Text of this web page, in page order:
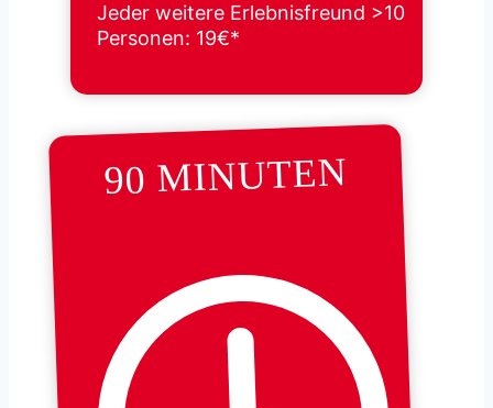
Jeder weitere Erlebnisfreund >10
Personen: 19€*
90 MINUTEN